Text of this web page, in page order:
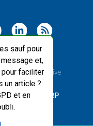
sauf pour
et,
faciliter
un article ?
et en
, sauf Creative
, Back-end : ABP